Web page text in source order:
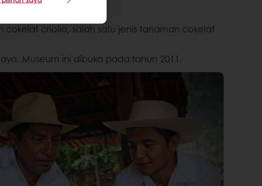
criollo, salah satu jenis tanaman cokelat
Museum ini dibuka pada tahun 2011.